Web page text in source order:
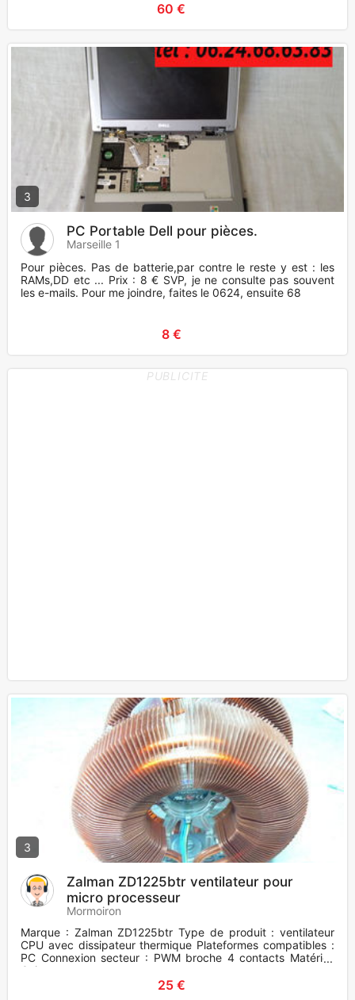
60 €
3
PC Portable Dell pour pièces.
Marseille 1
Pour pièces. Pas de batterie,par contre le reste y est : les
RAMs,DD etc ... Prix : 8 € SVP, je ne consulte pas souvent
les e-mails. Pour me joindre, faites le 0624, ensuite 68
8 €
PUBLICITE
3
Zalman ZD1225btr ventilateur pour
micro processeur
Mormoiron
Marque : Zalman ZD1225btr Type de produit : ventilateur
CPU avec dissipateur thermique Plateformes compatibles :
PC Connexion secteur : PWM broche 4 contacts Matériel:
Cuivre
25 €